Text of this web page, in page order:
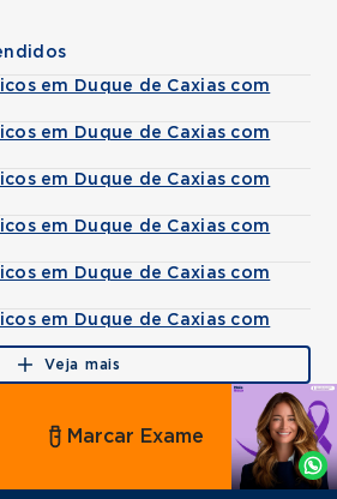
em Duque de Caxias com
em Duque de Caxias com
em Duque de Caxias com
em Duque de Caxias com
em Duque de Caxias com
em Duque de Caxias com
Veja mais
Agende
por
Whatsapp
Marcar Exame